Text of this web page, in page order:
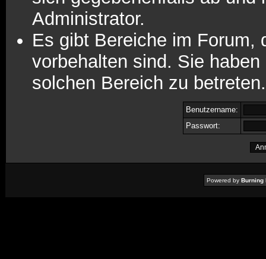
Administrator.
Es gibt Bereiche im Forum,
vorbehalten sind. Sie
solchen Bereich zu betreten.
Benutzername:
Passwort:
Powered by Burning